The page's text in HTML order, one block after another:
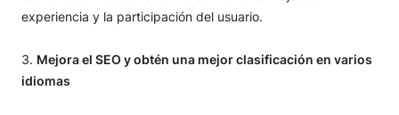
experiencia y la participación del usuario.
Mejora el SEO y obtén una mejor clasificación en varios
idiomas